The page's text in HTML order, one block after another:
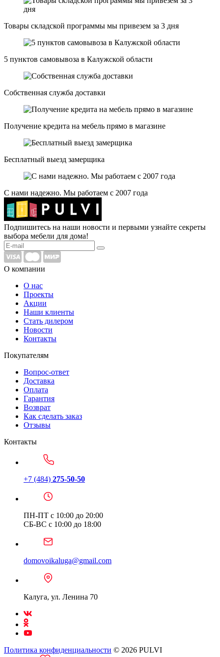
Товары складской программы мы привезем за 3 дня
5 пунктов самовывоза в Калужской области
Собственная служба доставки
Получение кредита на мебель прямо в магазине
Бесплатный выезд замерщика
С нами надежно. Мы работаем с 2007 года
Подпишитесь на наши новости и первыми узнайте секреты
выбора мебели для дома!
О компании
О нас
Проекты
Акции
Наши клиенты
Стать дилером
Новости
Контакты
Покупателям
Вопрос-ответ
Доставка
Оплата
Гарантия
Возврат
Как сделать заказ
Отзывы
Контакты
+7 (484) 275-50-50
ПН-ПТ с 10:00 до 20:00
СБ-ВС с 10:00 до 18:00
domovoikaluga@gmail.com
Калуга, ул. Ленина 70
Политика конфиденциальности © 2026 PULVI